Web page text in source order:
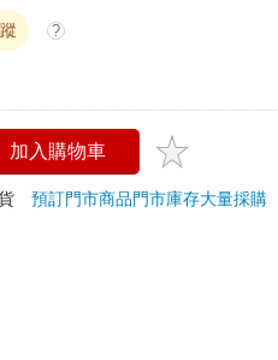
?
加入購物車
貨預訂門市商品門市庫存大量採購